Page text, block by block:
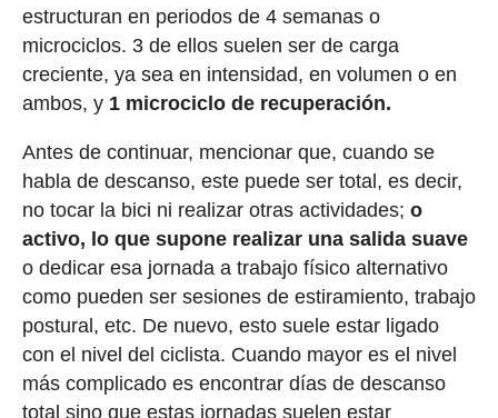
estructuran en periodos de 4 semanas o
microciclos. 3 de ellos suelen ser de carga
creciente, ya sea en intensidad, en volumen o en
ambos, y 1 microciclo de recuperación.
Antes de continuar, mencionar que, cuando se
habla de descanso, este puede ser total, es decir,
no tocar la bici ni realizar otras actividades; o
activo, lo que supone realizar una salida suave
o dedicar esa jornada a trabajo físico alternativo
como pueden ser sesiones de estiramiento, trabajo
postural, etc. De nuevo, esto suele estar ligado
con el nivel del ciclista. Cuando mayor es el nivel
más complicado es encontrar días de descanso
total sino que estas jornadas suelen estar